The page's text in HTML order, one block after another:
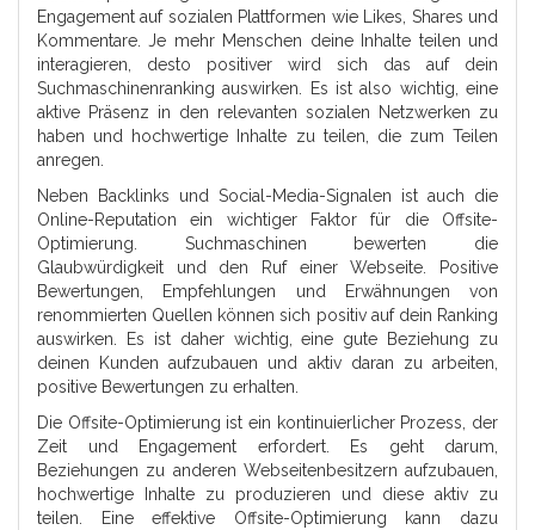
Engagement auf sozialen Plattformen wie Likes, Shares und
Kommentare. Je mehr Menschen deine Inhalte teilen und
interagieren, desto positiver wird sich das auf dein
Suchmaschinenranking auswirken. Es ist also wichtig, eine
aktive Präsenz in den relevanten sozialen Netzwerken zu
haben und hochwertige Inhalte zu teilen, die zum Teilen
anregen.
Neben Backlinks und Social-Media-Signalen ist auch die
Online-Reputation ein wichtiger Faktor für die Offsite-
Optimierung. Suchmaschinen bewerten die
Glaubwürdigkeit und den Ruf einer Webseite. Positive
Bewertungen, Empfehlungen und Erwähnungen von
renommierten Quellen können sich positiv auf dein Ranking
auswirken. Es ist daher wichtig, eine gute Beziehung zu
deinen Kunden aufzubauen und aktiv daran zu arbeiten,
positive Bewertungen zu erhalten.
Die Offsite-Optimierung ist ein kontinuierlicher Prozess, der
Zeit und Engagement erfordert. Es geht darum,
Beziehungen zu anderen Webseitenbesitzern aufzubauen,
hochwertige Inhalte zu produzieren und diese aktiv zu
teilen. Eine effektive Offsite-Optimierung kann dazu